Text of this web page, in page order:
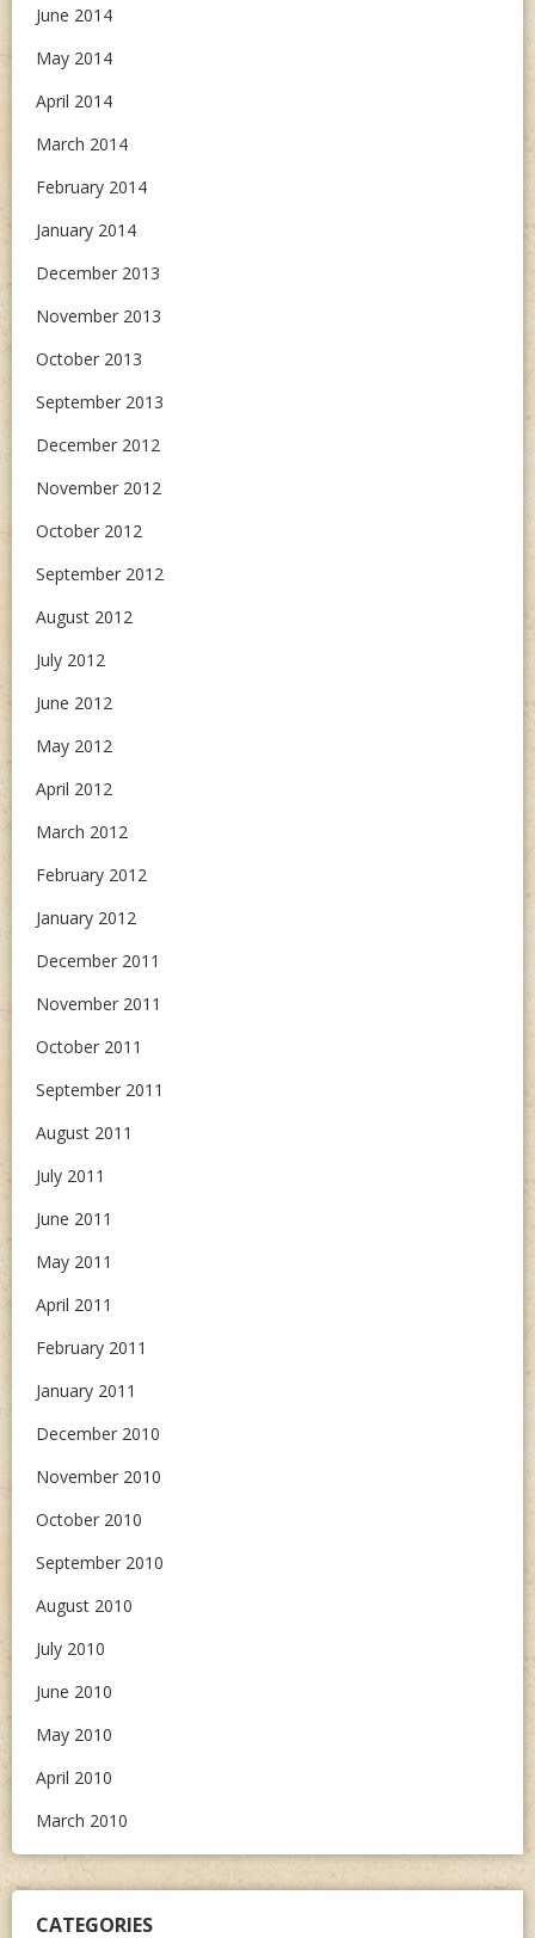
June 2014
May 2014
April 2014
March 2014
February 2014
January 2014
December 2013
November 2013
October 2013
September 2013
December 2012
November 2012
October 2012
September 2012
August 2012
July 2012
June 2012
May 2012
April 2012
March 2012
February 2012
January 2012
December 2011
November 2011
October 2011
September 2011
August 2011
July 2011
June 2011
May 2011
April 2011
February 2011
January 2011
December 2010
November 2010
October 2010
September 2010
August 2010
July 2010
June 2010
May 2010
April 2010
March 2010
CATEGORIES